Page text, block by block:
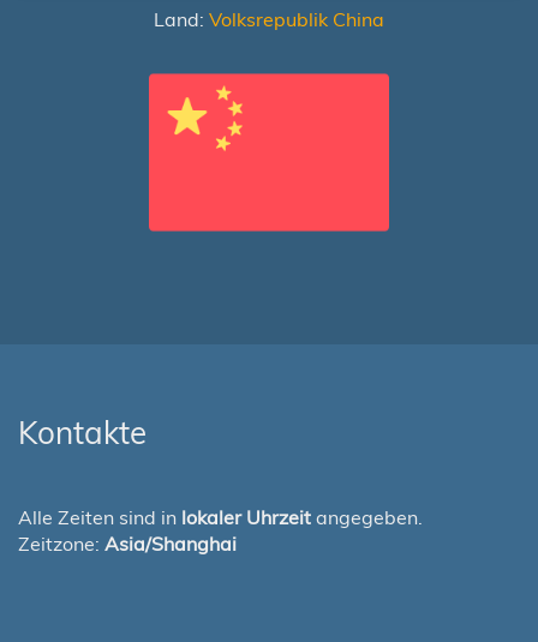
Land: Volksrepublik China
Kontakte
Alle Zeiten sind in lokaler Uhrzeit angegeben.
Zeitzone: Asia/Shanghai